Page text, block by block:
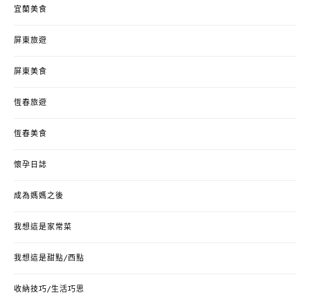
宜蘭美食
屏東旅遊
屏東美食
恆春旅遊
恆春美食
懷孕日誌
成為媽媽之後
我想這是家常菜
我想這是甜點/西點
收納技巧/生活巧思